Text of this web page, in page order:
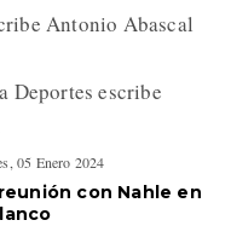
Antonio Abascal
Deportes escribe
05 Enero 2024
con Nahle en